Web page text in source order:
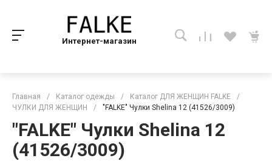
Интернет-магазин
Главная / Каталог одежды / Каталог ДЛЯ ЖЕНЩИН FALKE
/
ЧУЛКИ ДЛЯ ЖЕНЩИН
/ "FALKE" Чулки Shelina 12 (41526/3009)
"FALKE" Чулки Shelina 12
(41526/3009)